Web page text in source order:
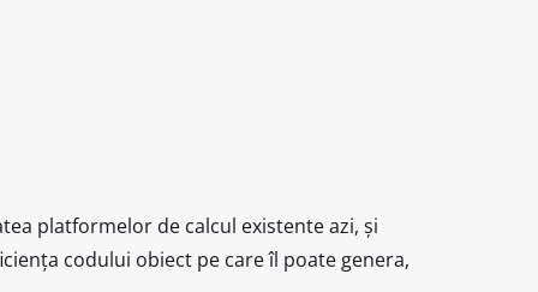
platformelor de calcul existente azi, și
codului obiect pe care îl poate genera,